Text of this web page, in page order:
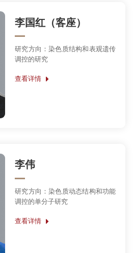
李国红（客座）
研究方向：染色质结构和表观遗传
调控的研究
查看详情
李伟
研究方向：染色质动态结构和功能
调控的单分子研究
查看详情